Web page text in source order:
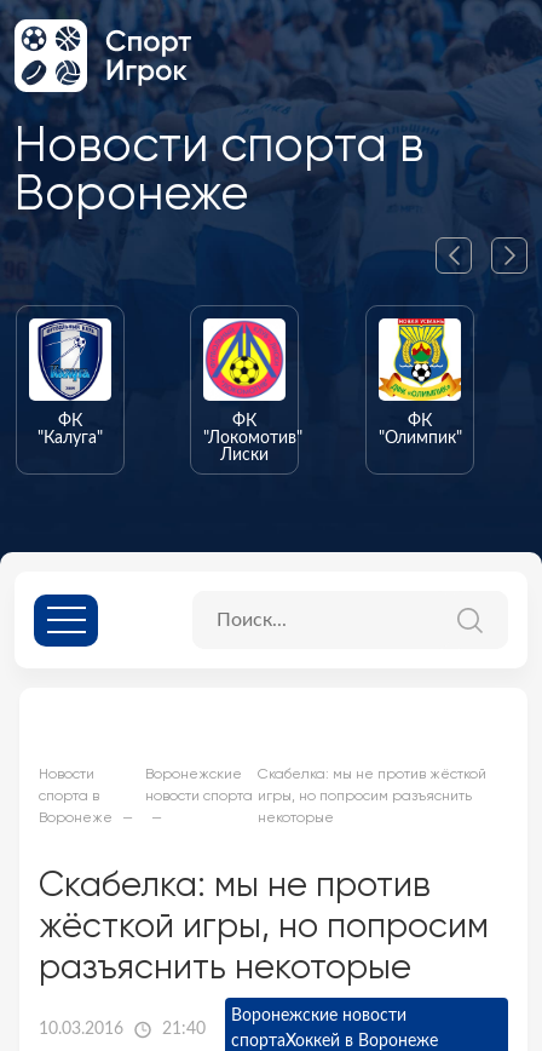
Новости спорта в
Воронеже
ФК
"Калуга"
ФК
"Локомотив"
Лиски
ФК
"Олимпик"
Новости
спорта в
Воронеже
Воронежские
новости спорта
Скабелка: мы не против жёсткой
игры, но попросим разъяснить
некоторые
Скабелка: мы не против
жёсткой игры, но попросим
разъяснить некоторые
10.03.2016 21:40
Воронежские новости
спортаХоккей в Воронеже